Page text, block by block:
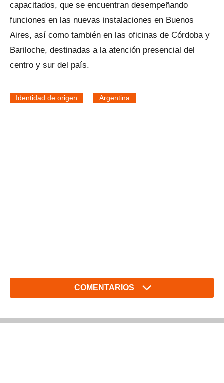
capacitados, que se encuentran desempeñando
funciones en las nuevas instalaciones en Buenos
Aires, así como también en las oficinas de Córdoba y
Bariloche, destinadas a la atención presencial del
centro y sur del país.
Identidad de origen Argentina
COMENTARIOS